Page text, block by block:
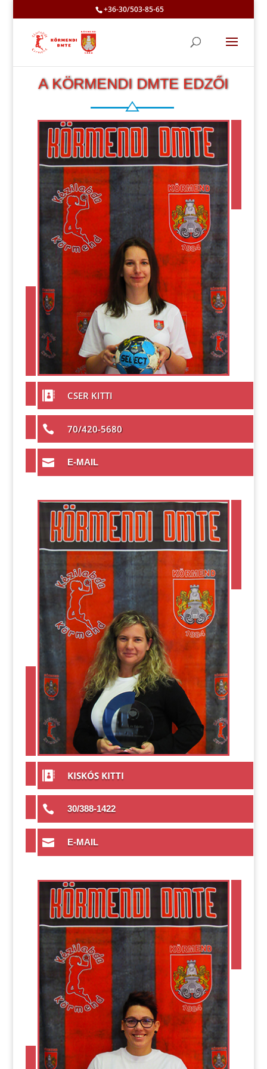
+36-30/503-85-65
A KÖRMENDI DMTE EDZŐI
 CSER KITTI
 70/420-5680
 E-MAIL
 KISKÓS KITTI
 30/388-1422
 E-MAIL